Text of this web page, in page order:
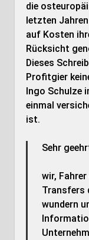
die
letzten
auf Kosten
Rücksicht
Dieses
Profitgier
Ingo Schulze
einmal
ist.
Sehr
wir,
Transfers
wundern